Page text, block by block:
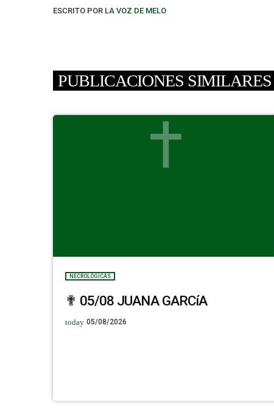
ESCRITO POR LA VOZ DE MELO
PUBLICACIONES SIMILARES
NECROLÓGICAS
✟ 05/08 JUANA GARCíA
today 05/08/2026